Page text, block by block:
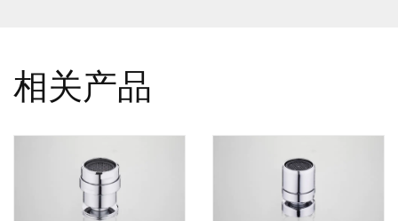
相关产品